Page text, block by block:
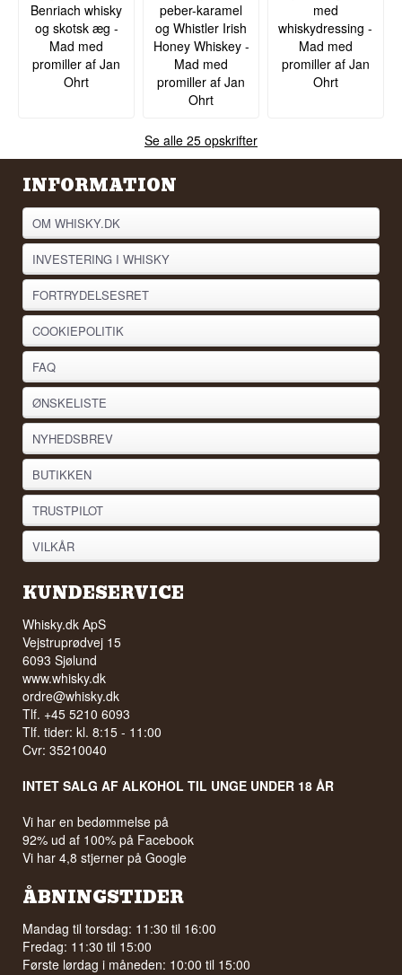
Benriach whisky
og skotsk æg -
Mad med
promiller af Jan
Ohrt
peber-karamel
og Whistler Irish
Honey Whiskey -
Mad med
promiller af Jan
Ohrt
med
whiskydressing -
Mad med
promiller af Jan
Ohrt
Se alle 25 opskrifter
INFORMATION
OM WHISKY.DK
INVESTERING I WHISKY
FORTRYDELSESRET
COOKIEPOLITIK
FAQ
ØNSKELISTE
NYHEDSBREV
BUTIKKEN
TRUSTPILOT
VILKÅR
KUNDESERVICE
Whisky.dk ApS
Vejstruprødvej 15
6093 Sjølund
www.whisky.dk
ordre@whisky.dk
Tlf. +45 5210 6093
Tlf. tider: kl. 8:15 - 11:00
Cvr: 35210040
INTET SALG AF ALKOHOL TIL UNGE UNDER 18 ÅR
Vi har en bedømmelse på
92% ud af 100% på Facebook
Vi har 4,8 stjerner på Google
ÅBNINGSTIDER
Mandag til torsdag: 11:30 til 16:00
Fredag: 11:30 til 15:00
Første lørdag i måneden: 10:00 til 15:00